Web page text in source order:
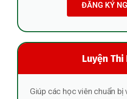
ĐĂNG KÝ
Luyện Thi
Giúp các học viên chuẩn